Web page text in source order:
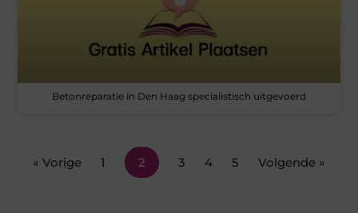
Betonreparatie in Den Haag specialistisch uitgevoerd
« Vorige 1 2 3 4 5 Volgende »